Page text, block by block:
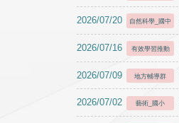
2026/07/20 自然科學_國中
2026/07/16 有效學習推動
2026/07/09 地方輔導群
2026/07/02 藝術_國小